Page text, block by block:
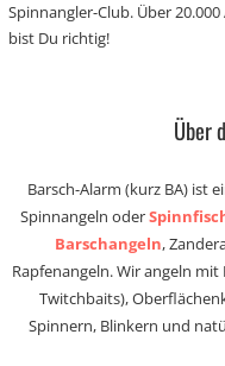
Spinnangler-Club. Über
bist Du richtig!
Über
Barsch-Alarm (kurz BA) ist
Spinnangeln oder
Barschangeln,
Rapfenangeln. Wir angeln
Twitchbaits),
Spinnern, Blinkern und